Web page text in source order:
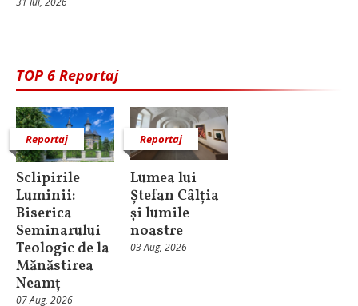
TOP 6 Reportaj
Reportaj
Sclipirile
Luminii:
Biserica
Seminarului
Teologic de la
Mănăstirea
Neamț
07 Aug, 2026
Reportaj
Lumea lui
Ștefan Câlția
și lumile
noastre
03 Aug, 2026